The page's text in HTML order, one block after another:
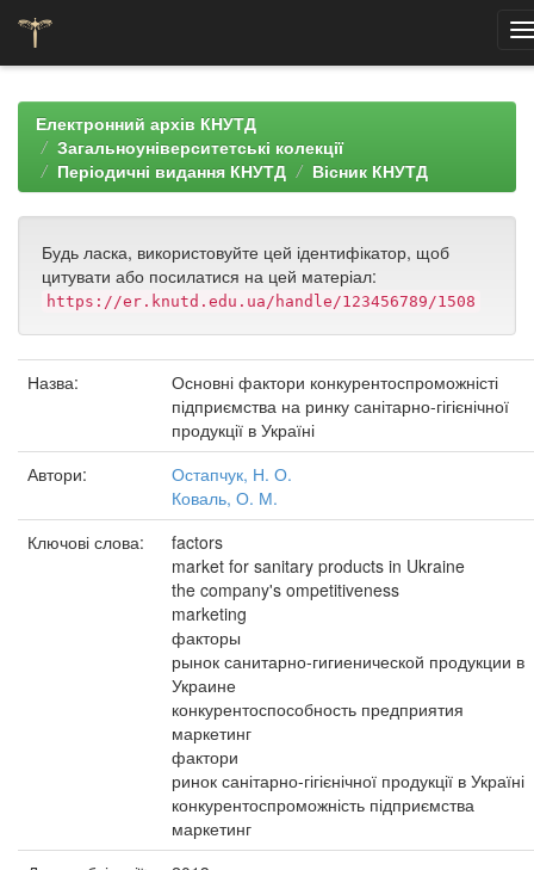
navigationЕлектронний архів КНУТД
Загальноуніверситетські колекції
Періодичні видання КНУТД
Вісник КНУТД
Будь ласка, використовуйте цей ідентифікатор, щоб
цитувати або посилатися на цей матеріал:
https://er.knutd.edu.ua/handle/123456789/1508
Назва:
Основні фактори конкурентоспроможністі
підприємства на ринку санітарно-гігієнічної
продукції в Україні
Автори:
Остапчук, Н. О.
Коваль, О. М.
Ключові слова:
factors
market for sanitary products in Ukraine
the company's ompetitiveness
marketing
факторы
рынок санитарно-гигиенической продукции в
Украине
конкурентоспособность предприятия
маркетинг
фактори
ринок санітарно-гігієнічної продукції в Україні
конкурентоспроможність підприємства
маркетинг